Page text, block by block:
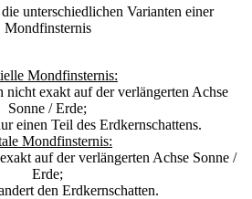
Mondfinsternis:
exakt auf der verlängerten Achse
Sonne / Erde;
einen Teil des Erdkernschattens.
Mondfinsternis:
auf der verlängerten Achse Sonne /
Erde;
den Erdkernschatten.